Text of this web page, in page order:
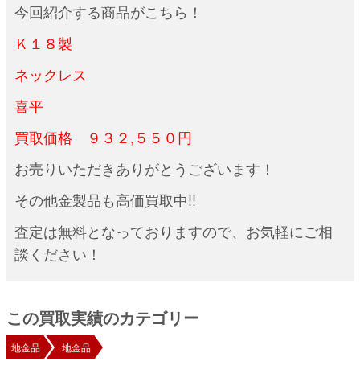
今回紹介する商品がこちら！
Ｋ１８製
ネックレス
喜平
買取価格 ９３２,５５０円
お売りいただきありがとうございます！
その他金製品も高価買取中!!
査定は無料となっておりますので、お気軽にご相
談ください！
この買取実績のカテゴリー
地金品 地金品